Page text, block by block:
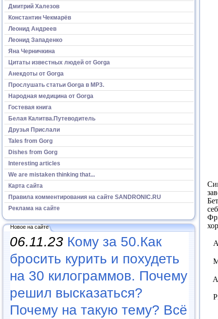
Дмитрий Халезов
Константин Чекмарёв
Леонид Андреев
Леонид Западенко
Яна Черничкина
Цитаты известных людей от Gorga
Анекдоты от Gorga
Прослушать статьи Gorga в МР3.
Народная медицина от Gorga
Гостевая книга
Белая Калитва.Путеводитель
Друзья Прислали
Tales from Gorg
Dishes from Gorg
Interesting articles
We are mistaken thinking that...
Карта сайта
Правила комментирования на сайте SANDRONIC.RU
Реклама на сайте
Новое на сайте
06.11.23 Кому за 50.Как
бросить курить и похудеть
на 30 килограммов. Почему
решил высказаться?
Почему на такую тему? Всё